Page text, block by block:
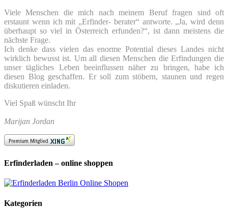
Viele Menschen die mich nach meinem Beruf fragen sind oft
erstaunt wenn ich mit „Erfinder- berater“ antworte. „Ja, wird denn
überhaupt so viel in Österreich erfunden?“, ist dann meistens die
nächste Frage.
Ich denke dass vielen das enorme Potential dieses Landes nicht
wirklich bewusst ist. Um all diesen Menschen die Erfindungen die
unser tägliches Leben beeinflussen näher zu bringen, habe ich
diesen Blog geschaffen. Er soll zum stöbern, staunen und regen
diskutieren einladen.
Viel Spaß wünscht Ihr
Marijan Jordan
Erfinderladen – online shoppen
Kategorien